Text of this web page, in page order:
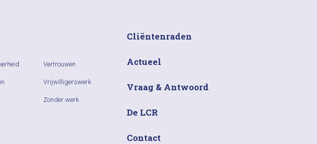
Vertrouwen
Vrijwilligerswerk
Zonder werk
Cliëntenraden
Actueel
Vraag & Antwoord
De LCR
Contact